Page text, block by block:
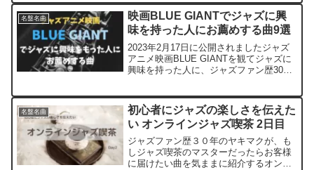
ード・バイブル（通称：黒本）に掲載さ
れている...
名盤名曲
映画BLUE GIANTでジャズに興
味を持った人にお薦めする曲9選
2023年2月17日に公開されましたジャズ
アニメ映画BLUE GIANTを観てジャズに
興味を持った人に、ジャズファン歴30年
原ひろみさんが作曲されたサウンドトラ
ックを聴い...
名盤名曲
初心者にジャズの楽しさを伝えた
い オンラインジャズ喫茶 2日目
ジャズファン歴３０年のヤキマクが、も
しジャズ喫茶のマスターだったらお客様
に届けたい曲を気ままに紹介するオンラ